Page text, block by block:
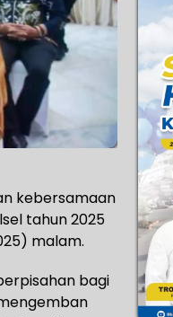
kebersamaan
tahun 2025
malam.
bagi